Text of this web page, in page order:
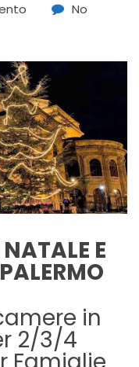
No
E
in
2/3/4